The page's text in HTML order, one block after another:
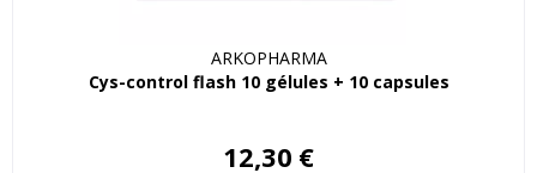
ARKOPHARMA
Cys-control flash 10 gélules + 10 capsules
12,30 €